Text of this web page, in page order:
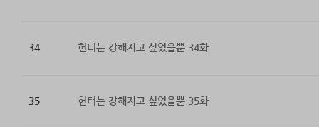
34 헌터는 강해지고 싶었을뿐 34화
35 헌터는 강해지고 싶었을뿐 35화